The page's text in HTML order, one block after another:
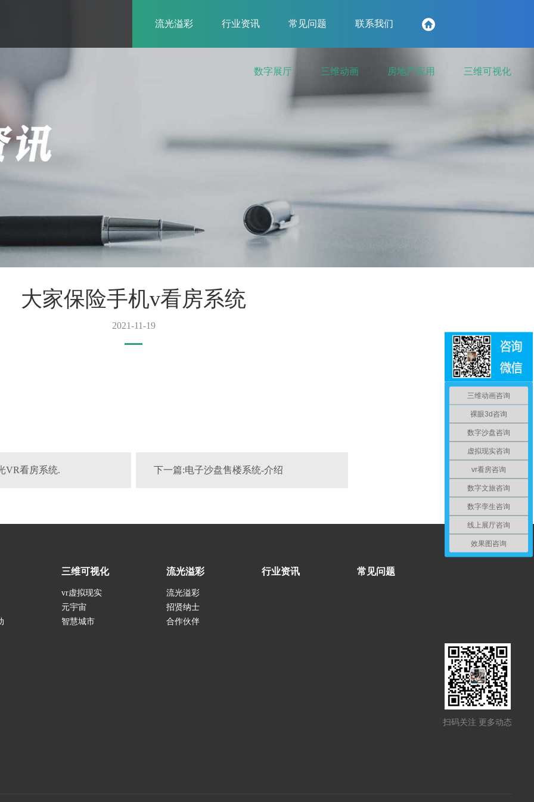
流光溢彩 行业资讯 常见问题 联系我们
数字展厅 三维动画 房地产应用 三维可视化
大家保险手机v看房系统
2021-11-19
VR看房系统. 下一篇:电子沙盘售楼系统-介绍
三维可视化
vr虚拟现实
元宇宙
智慧城市
流光溢彩
流光溢彩
招贤纳士
合作伙伴
行业资讯 常见问题
扫码关注 更多动态
三维动画咨询
裸眼3d咨询
数字沙盘咨询
虚拟现实咨询
vr看房咨询
数字文旅咨询
数字孪生咨询
线上展厅咨询
效果图咨询